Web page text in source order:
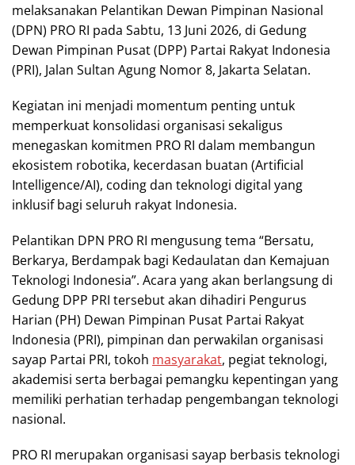
melaksanakan Pelantikan Dewan Pimpinan Nasional
(DPN) PRO RI pada Sabtu, 13 Juni 2026, di Gedung
Dewan Pimpinan Pusat (DPP) Partai Rakyat Indonesia
(PRI), Jalan Sultan Agung Nomor 8, Jakarta Selatan.
Kegiatan ini menjadi momentum penting untuk
memperkuat konsolidasi organisasi sekaligus
menegaskan komitmen PRO RI dalam membangun
ekosistem robotika, kecerdasan buatan (Artificial
Intelligence/AI), coding dan teknologi digital yang
inklusif bagi seluruh rakyat Indonesia.
Pelantikan DPN PRO RI mengusung tema “Bersatu,
Berkarya, Berdampak bagi Kedaulatan dan Kemajuan
Teknologi Indonesia”. Acara yang akan berlangsung di
Gedung DPP PRI tersebut akan dihadiri Pengurus
Harian (PH) Dewan Pimpinan Pusat Partai Rakyat
Indonesia (PRI), pimpinan dan perwakilan organisasi
sayap Partai PRI, tokoh masyarakat, pegiat teknologi,
akademisi serta berbagai pemangku kepentingan yang
memiliki perhatian terhadap pengembangan teknologi
nasional.
PRO RI merupakan organisasi sayap berbasis teknologi